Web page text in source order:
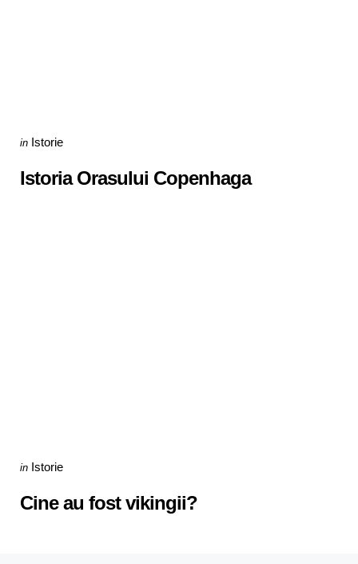
Categories
Posted
in Istorie
Istoria Orasului Copenhaga
Categories
Posted
in Istorie
Cine au fost vikingii?